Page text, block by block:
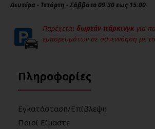
Δευτέρα - Τετάρτη - Σάββατο 09:30 εως 15:00
Παρέχεται δωρεάν πάρκινγκ για
εμπορευμάτων σε συνεννόηση με
Πληροφορίες
Εγκατάσταση/Επίβλεψη
Ποιοί Είμαστε